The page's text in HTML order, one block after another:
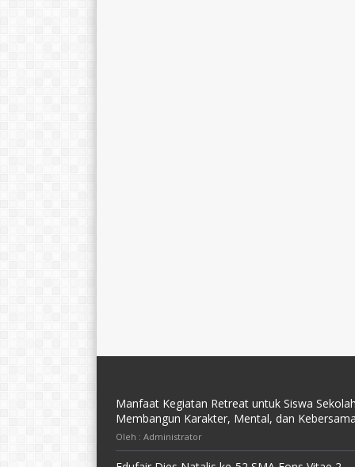
Manfaat Kegiatan Retreat untuk Siswa
Membangun Karakter, Mental, dan
Oleh : Administrator